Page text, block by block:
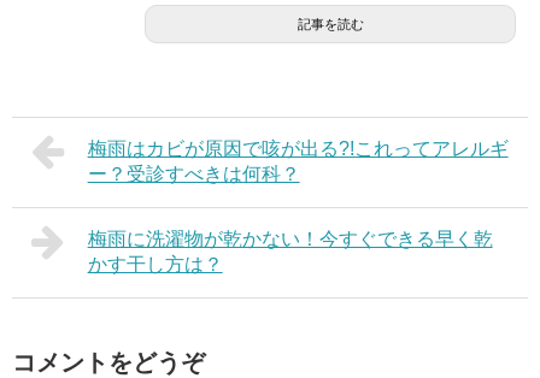
記事を読む
梅雨はカビが原因で咳が出る?!これってアレルギ
ー？受診すべきは何科？
梅雨に洗濯物が乾かない！今すぐできる早く乾
かす干し方は？
コメントをどうぞ